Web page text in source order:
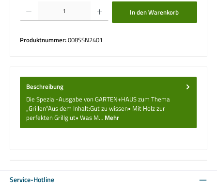
Produkt Anzahl: Gib den gewünschten Wert ein oder benutze die Schaltflächen um
In den Warenkorb
Produktnummer:008SSN2401
Beschreibung
Die Spezial-Ausgabe von GARTEN+HAUS zum Thema
„Grillen“Aus dem Inhalt:Gut zu wissen• Mit Holz zur
perfekten Grillglut• Was M… Mehr
Service-Hotline